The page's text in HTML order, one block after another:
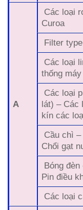
A
Các loại
Curoa
Filter type
Các loại
thống
Các loại
lát) – Các
kín các
Cầu chì
Chổi gạt
Bóng
Pin điều
Các loại